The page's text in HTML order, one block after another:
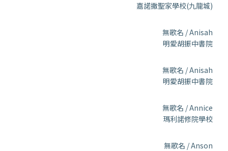
嘉諾撒聖家學校(九龍城)
無歌名 / Anisah
明愛胡振中書院
無歌名 / Anisah
明愛胡振中書院
無歌名 / Annice
瑪利諾修院學校
無歌名 / Anson